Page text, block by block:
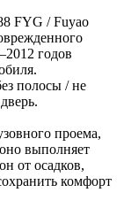
FYG / Fuyao
годов
полосы / не
проема,
выполняет
от осадков,
комфорт